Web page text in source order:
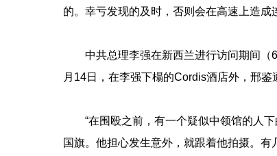
的。幸亏发现的及时，否则会在高速上造成
中共总理李强在新西兰进行访问期间
月14日，在李强下榻的Cordis酒店外，邢
“在围殴之前，有一个疑似中领馆的人
国旗。他担心发生意外，就跟着他拍摄。有